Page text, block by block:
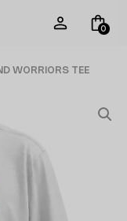
0
WORRIORS TEE